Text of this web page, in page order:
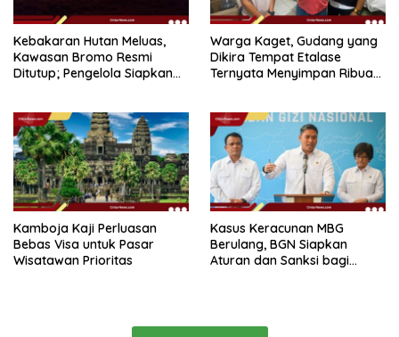
Kebakaran Hutan Meluas,
Kawasan Bromo Resmi
Ditutup; Pengelola Siapkan
Warga Kaget, Gudang yang
Dikira Tempat Etalase
Ternyata Menyimpan Ribuan
Kamboja Kaji Perluasan
Bebas Visa untuk Pasar
Wisatawan Prioritas
Kasus Keracunan MBG
Berulang, BGN Siapkan
Aturan dan Sanksi bagi